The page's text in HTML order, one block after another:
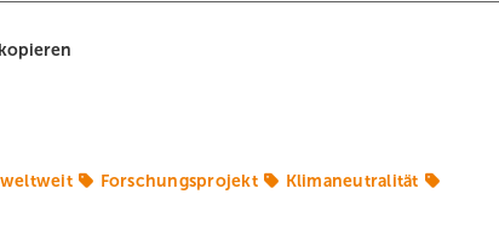
Forschungsprojekt
Klimaneutralität